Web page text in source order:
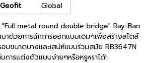
Geofit
Global
metal round double bridge" Ray-Ban
าด้วยการฉีกการออกแบบเดิมๆเพื่อสร้างสไตล์
บขนาดบางและเสน่ห์แบบร่วมสมัย RB3647N
การแต่งตัวแบบง่ายๆหรือหรูหราได้!